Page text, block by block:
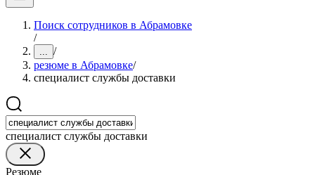
Поиск сотрудников в Абрамовке
/
... /
резюме в Абрамовке/
специалист службы доставки
специалист службы доставки
Резюме